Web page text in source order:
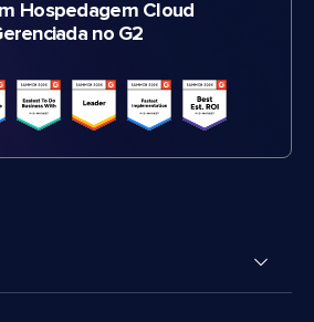
Hospedagem Cloud
no G2